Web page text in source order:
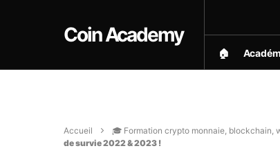
Coin Academy
🏠︎
Accueil 🎓 Formation crypto monnaie, blockchain,
de survie 2022 & 2023 !